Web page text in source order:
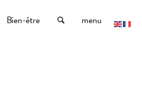
Bien-être menu